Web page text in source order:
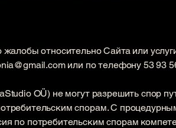
относительно Сайта или
или по телефону 53 93
OÜ) не могут разрешить спор
спорам. С
по потребительским спорам